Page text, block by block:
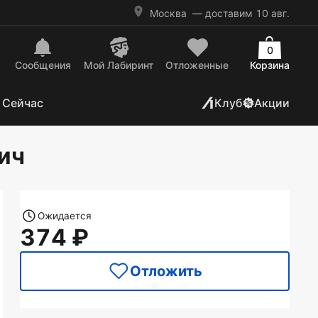
Москва — доставим 10 авг.
Сообщения Mой Лабиринт Отложенные Корзина
0
Клуб Акции
Ожидается
374
Отложить